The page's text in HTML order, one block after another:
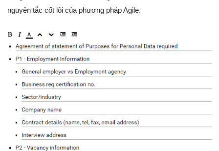
nguyên tắc cốt lõi của phương pháp Agile.